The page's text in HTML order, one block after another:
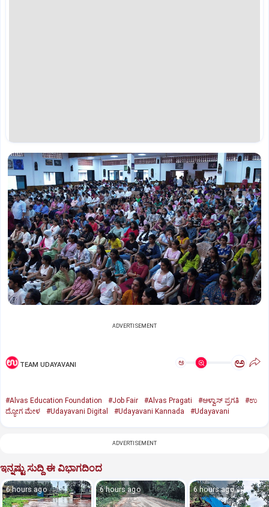
ADVERTISEMENT
TEAM UDAYAVANI ಅ ಅ
#Alvas Education Foundation #Job Fair #Alvas Pragati #ಆಳ್ವಾಸ್‌ ಪ್ರಗತಿ
#ಉ
ದ್ಯೋಗ ಮೇಳ
#Udayavani Digital #Udayavani Kannada #Udayavani
ADVERTISEMENT
ಇನ್ನಷ್ಟು ಸುದ್ದಿ ಈ ವಿಭಾಗದಿಂದ
6 hours ago 6 hours ago 6 hours ago